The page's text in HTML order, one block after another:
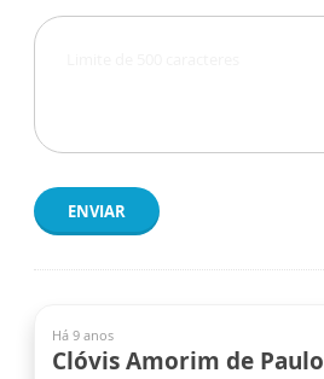
ENVIAR
Há 9 anos
Clóvis Amorim de Paulo